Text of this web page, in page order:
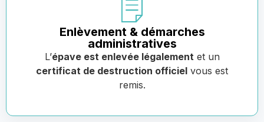
Enlèvement & démarches
administratives
L’épave est enlevée légalement et un
certificat de destruction officiel vous est
remis.